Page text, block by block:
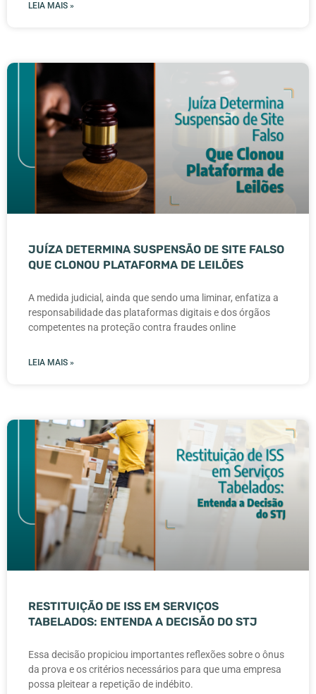
LEIA MAIS »
JUÍZA DETERMINA SUSPENSÃO DE SITE FALSO
QUE CLONOU PLATAFORMA DE LEILÕES
A medida judicial, ainda que sendo uma liminar, enfatiza a
responsabilidade das plataformas digitais e dos órgãos
competentes na proteção contra fraudes online
LEIA MAIS »
RESTITUIÇÃO DE ISS EM SERVIÇOS
TABELADOS: ENTENDA A DECISÃO DO STJ
Essa decisão propiciou importantes reflexões sobre o ônus
da prova e os critérios necessários para que uma empresa
possa pleitear a repetição de indébito.